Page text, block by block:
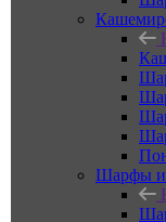
Шарфы и